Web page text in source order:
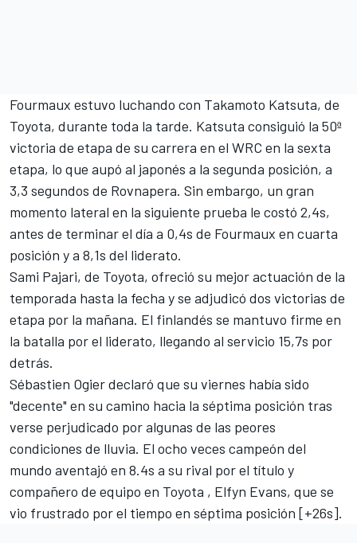
Fourmaux estuvo luchando con Takamoto Katsuta, de
Toyota, durante toda la tarde. Katsuta consiguió la 50ª
victoria de etapa de su carrera en el WRC en la sexta
etapa, lo que aupó al japonés a la segunda posición, a
3,3 segundos de Rovnapera. Sin embargo, un gran
momento lateral en la siguiente prueba le costó 2,4s,
antes de terminar el día a 0,4s de Fourmaux en cuarta
posición y a 8,1s del liderato.
Sami Pajari, de Toyota, ofreció su mejor actuación de la
temporada hasta la fecha y se adjudicó dos victorias de
etapa por la mañana. El finlandés se mantuvo firme en
la batalla por el liderato, llegando al servicio 15,7s por
detrás.
Sébastien Ogierdeclaró que su viernes había sido
"decente" en su camino hacia la séptima posición tras
verse perjudicado por algunas de las peores
condiciones de lluvia. El ocho veces campeón del
mundo aventajó en 8.4s a su rival por el título y
compañero de equipo en Toyota , Elfyn Evans, que se
vio frustrado por el tiempo en séptima posición [+26s].